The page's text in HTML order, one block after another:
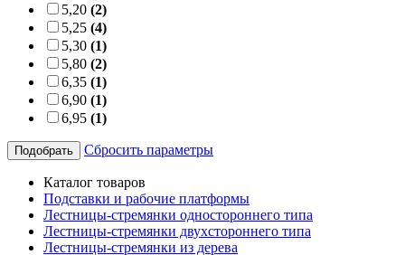
5,20 (2)
5,25 (4)
5,30 (1)
5,80 (2)
6,35 (1)
6,90 (1)
6,95 (1)
Подобрать Сбросить параметры
Каталог товаров
Подставки и рабочие платформы
Лестницы-стремянки одностороннего типа
Лестницы-стремянки двухстороннего типа
Лестницы-стремянки из дерева